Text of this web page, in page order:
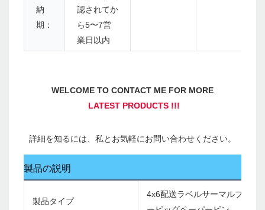
納
期：
認されてか
ら5〜7営
業日以内
製品の説明
製品タイプ
4x6配送ラベルサーマルプリン